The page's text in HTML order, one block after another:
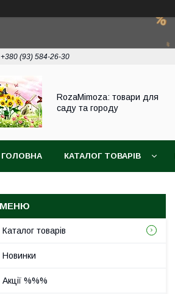
+380 (93) 584-26-30
RozaMimoza: товари для
саду та городу
ГОЛОВНА КАТАЛОГ ТОВАРІВ
Каталог товарів
Новинки
Акції %%%